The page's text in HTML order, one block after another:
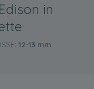
in
12-13 mm